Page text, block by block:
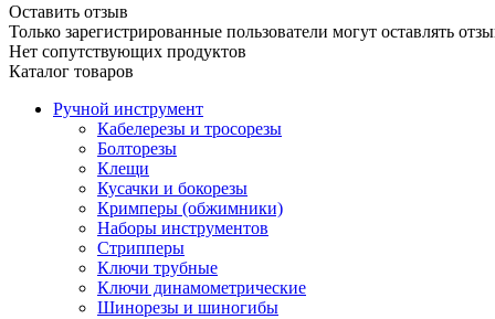
Оставить отзыв
Только зарегистрированные пользователи могут оставлять
Нет сопутствующих продуктов
Каталог товаров
Ручной инструмент
Кабелерезы и тросорезы
Болторезы
Клещи
Кусачки и бокорезы
Кримперы (обжимники)
Наборы инструментов
Стрипперы
Ключи трубные
Ключи динамометрические
Шинорезы и шиногибы